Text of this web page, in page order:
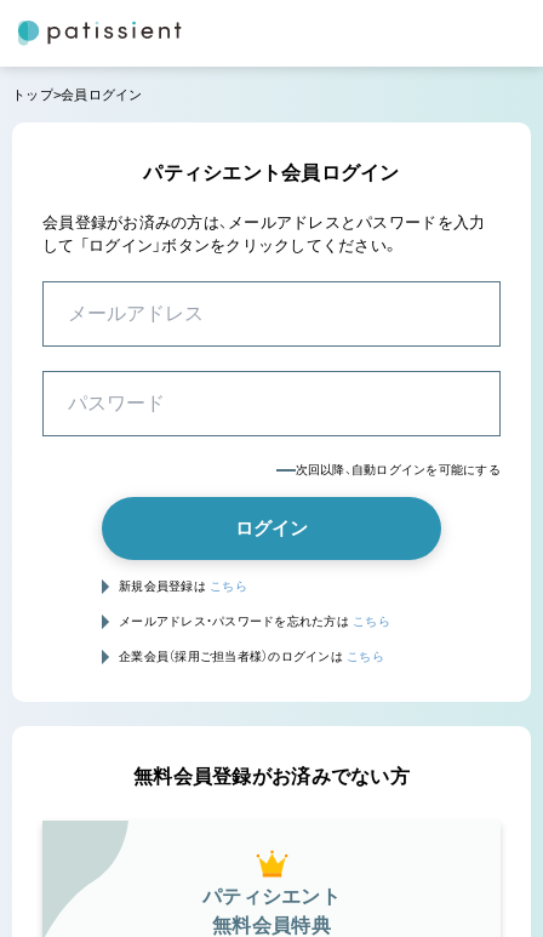
トップ 会員ログイン
パティシエント会員ログイン
会員登録がお済みの方は、メールアドレスとパスワードを入力
して 「ログイン」ボタンをクリックしてください。
次回以降、自動ログインを可能にする
ログイン
新規会員登録は こちら
メールアドレス・パスワードを忘れた方は こちら
企業会員（採用ご担当者様）のログインは こちら
無料会員登録がお済みでない方
パティシエント
無料会員特典